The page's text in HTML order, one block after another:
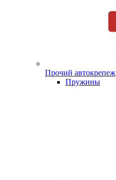
Прочий автокрепеж
Пружины